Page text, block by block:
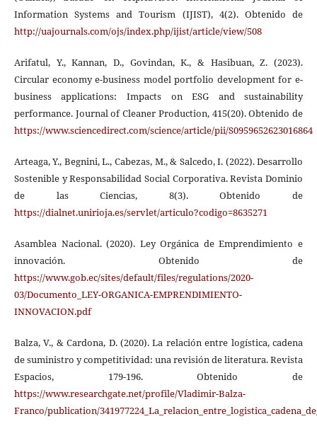
Information Systems and Tourism (IJIST), 4(2). Obtenido de
http://uajournals.com/ojs/index.php/ijist/article/view/508
Arifatul, Y., Kannan, D., Govindan, K., & Hasibuan, Z. (2023).
Circular economy e-business model portfolio development for e-
business applications: Impacts on ESG and sustainability
performance. Journal of Cleaner Production, 415(20). Obtenido de
https://www.sciencedirect.com/science/article/pii/S0959652623016864
Arteaga, Y., Begnini, L., Cabezas, M., & Salcedo, I. (2022). Desarrollo
Sostenible y Responsabilidad Social Corporativa. Revista Dominio
de las Ciencias, 8(3). Obtenido de
https://dialnet.unirioja.es/servlet/articulo?codigo=8635271
Asamblea Nacional. (2020). Ley Orgánica de Emprendimiento e
innovación. Obtenido de
https://www.gob.ec/sites/default/files/regulations/2020-
03/Documento_LEY-ORGANICA-EMPRENDIMIENTO-
INNOVACION.pdf
Balza, V., & Cardona, D. (2020). La relación entre logística, cadena
de suministro y competitividad: una revisión de literatura. Revista
Espacios, 179-196. Obtenido de
https://www.researchgate.net/profile/Vladimir-Balza-
Franco/publication/